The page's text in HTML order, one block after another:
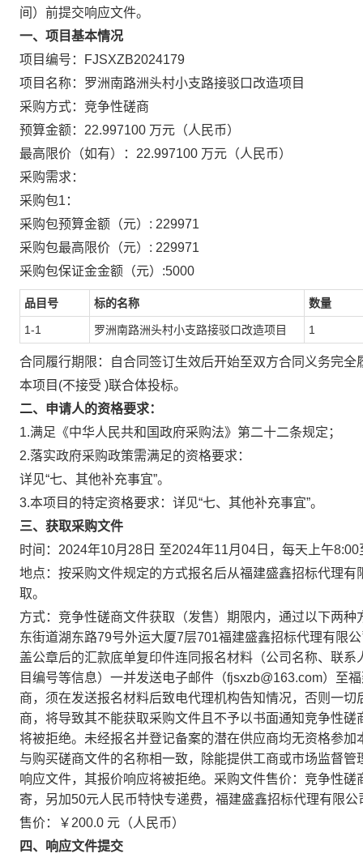
间）前提交响应文件。
一、项目基本情况
项目编号：FJSXZB2024179
项目名称：罗洲南路洲头村小支路接驳口改造项目
采购方式：竞争性磋商
预算金额：22.997100 万元（人民币）
最高限价（如有）：22.997100 万元（人民币）
采购需求：
采购包1：
采购包预算金额（元）: 229971
采购包最高限价（元）: 229971
采购包保证金金额（元）:5000
品目号 标的名称 数量
1-1 罗洲南路洲头村小支路接驳口改造项目 1
合同履行期限：自合同签订生效后开始至双方合同义务完全
本项目(不接受 )联合体投标。
二、申请人的资格要求：
1.满足《中华人民共和国政府采购法》第二十二条规定；
2.落实政府采购政策需满足的资格要求：
详见“七、其他补充事宜”。
3.本项目的特定资格要求：详见“七、其他补充事宜”。
三、获取采购文件
时间：2024年10月28日 至2024年11月04日，每天上午
地点：按采购文件规定的方式报名后从福建盛鑫招标代理
取。
方式：竞争性磋商文件获取（发售）期限内，通过以下两
东街道湖东路79号外运大厦7层701福建盛鑫招标代理有限
盖公章后的汇款底单复印件连同报名材料（公司名称、联
目编号等信息）一并发送电子邮件（fjsxzb@163.com）至
商，须在发送报名材料后致电代理机构告知情况，否则一
商，将导致其不能获取采购文件且不予以书面通知竞争性
将被拒绝。未经报名并登记备案的潜在供应商均无资格参
与购买磋商文件的名称相一致，除能提供工商或市场监督
响应文件，其报价响应将被拒绝。采购文件售价：竞争性
寄，另加50元人民币特快专递费，福建盛鑫招标代理有限
售价：￥200.0 元（人民币）
四、响应文件提交